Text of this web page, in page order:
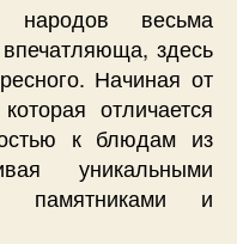
народов весьма
здесь
Начиная от
отличается
к блюдам из
уникальными
памятниками и